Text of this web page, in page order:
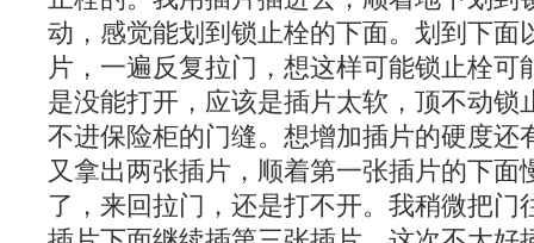
动，感觉能划到锁止栓的下面。划到下面
片，一遍反复拉门，想这样可能锁止栓
是没能打开，应该是插片太软，顶不动锁
不进保险柜的门缝。想增加插片的硬度还
又拿出两张插片，顺着第一张插片的下
了，来回拉门，还是打不开。我稍微把门